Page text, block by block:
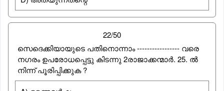
22/50
സെദെക്കിയായുടെ പതിനൊന്നാം ----------------- വരെ
നഗരം ഉപരോധപ്പെട്ടു കിടന്നു 2രാജാക്കന്മാര്‍. 25. ല്‍
നിന്ന് പൂരിപ്പിക്കുക ?